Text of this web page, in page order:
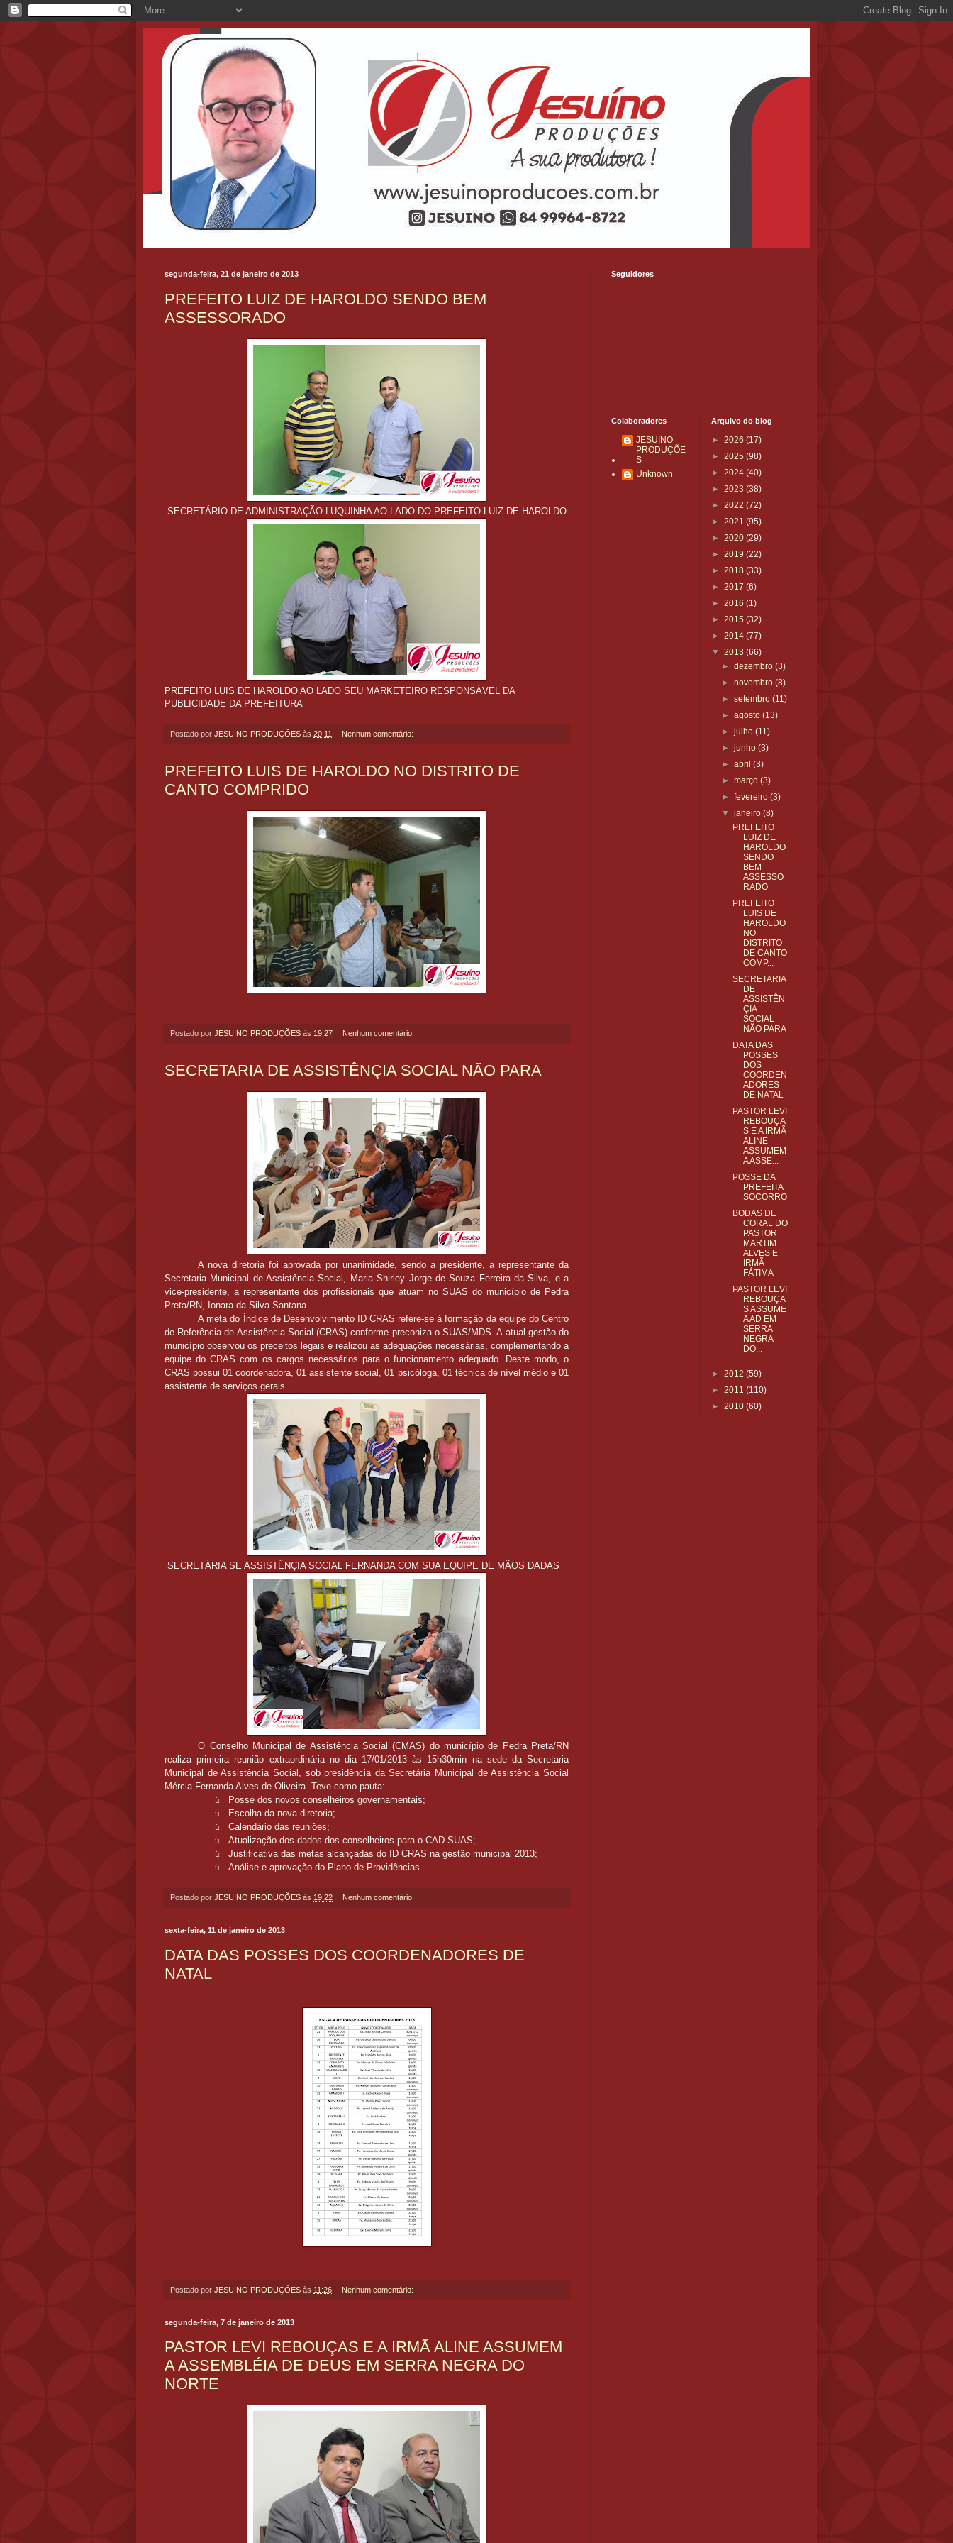
segunda-feira, 21 de janeiro de 2013
PREFEITO LUIZ DE HAROLDO SENDO BEM
ASSESSORADO
SECRETÁRIO DE ADMINISTRAÇÃO LUQUINHA AO LADO DO PREFEITO LUIZ DE HAROLDO
PREFEITO LUIS DE HAROLDO AO LADO SEU MARKETEIRO RESPONSÁVEL DA
PUBLICIDADE DA PREFEITURA
Postado por JESUINO PRODUÇÕES às 20:11 Nenhum comentário:
PREFEITO LUIS DE HAROLDO NO DISTRITO DE
CANTO COMPRIDO
Postado por JESUINO PRODUÇÕES às 19:27 Nenhum comentário:
SECRETARIA DE ASSISTÊNÇIA SOCIAL NÃO PARA
A nova diretoria foi aprovada por unanimidade, sendo a presidente, a representante da
Secretaria Municipal de Assistência Social, Maria Shirley Jorge de Souza Ferreira da Silva, e a
vice-presidente, a representante dos profissionais que atuam no SUAS do município de Pedra
Preta/RN, Ionara da Silva Santana.
A meta do Índice de Desenvolvimento ID CRAS refere-se à formação da equipe do Centro
de Referência de Assistência Social (CRAS) conforme preconiza o SUAS/MDS. A atual gestão do
município observou os preceitos legais e realizou as adequações necessárias, complementando a
equipe do CRAS com os cargos necessários para o funcionamento adequado. Deste modo, o
CRAS possui 01 coordenadora, 01 assistente social, 01 psicóloga, 01 técnica de nível médio e 01
assistente de serviços gerais.
SECRETÁRIA SE ASSISTÊNÇIA SOCIAL FERNANDA COM SUA EQUIPE DE MÃOS DADAS
O Conselho Municipal de Assistência Social (CMAS) do município de Pedra Preta/RN
realiza primeira reunião extraordinária no dia 17/01/2013 às 15h30min na sede da Secretaria
Municipal de Assistência Social, sob presidência da Secretária Municipal de Assistência Social
Mércia Fernanda Alves de Oliveira. Teve como pauta:
ü
Posse dos novos conselheiros governamentais;
ü
Escolha da nova diretoria;
ü
Calendário das reuniões;
ü
Atualização dos dados dos conselheiros para o CAD SUAS;
ü
Justificativa das metas alcançadas do ID CRAS na gestão municipal 2013;
ü
Análise e aprovação do Plano de Providências.
Postado por JESUINO PRODUÇÕES às 19:22 Nenhum comentário:
sexta-feira, 11 de janeiro de 2013
DATA DAS POSSES DOS COORDENADORES DE
NATAL
Postado por JESUINO PRODUÇÕES às 11:26 Nenhum comentário:
segunda-feira, 7 de janeiro de 2013
PASTOR LEVI REBOUÇAS E A IRMÃ ALINE ASSUMEM
A ASSEMBLÉIA DE DEUS EM SERRA NEGRA DO
NORTE
Seguidores
Colaboradores
JESUINO
PRODUÇÕE
S
Unknown
Arquivo do blog
► 2026 (17)
► 2025 (98)
► 2024 (40)
► 2023 (38)
► 2022 (72)
► 2021 (95)
► 2020 (29)
► 2019 (22)
► 2018 (33)
► 2017 (6)
► 2016 (1)
► 2015 (32)
► 2014 (77)
▼ 2013 (66)
►dezembro(3)
►novembro(8)
►setembro(11)
►agosto(13)
►julho(11)
►junho(3)
►abril(3)
►março(3)
►fevereiro(3)
▼janeiro(8)
PREFEITO
LUIZ DE
HAROLDO
SENDO
BEM
ASSESSO
RADO
PREFEITO
LUIS DE
HAROLDO
NO
DISTRITO
DE CANTO
COMP...
SECRETARIA
DE
ASSISTÊN
ÇIA
SOCIAL
NÃO PARA
DATA DAS
POSSES
DOS
COORDEN
ADORES
DE NATAL
PASTOR LEVI
REBOUÇA
S E A IRMÃ
ALINE
ASSUMEM
A ASSE...
POSSE DA
PREFEITA
SOCORRO
BODAS DE
CORAL DO
PASTOR
MARTIM
ALVES E
IRMÃ
FÁTIMA
PASTOR LEVI
REBOUÇA
S ASSUME
A AD EM
SERRA
NEGRA
DO...
► 2012 (59)
► 2011 (110)
► 2010 (60)